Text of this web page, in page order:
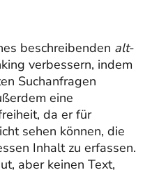
beschreibenden alt-
verbessern, indem
Suchanfragen
eine
da er für
sehen können, die
Inhalt zu erfassen.
aber keinen Text,